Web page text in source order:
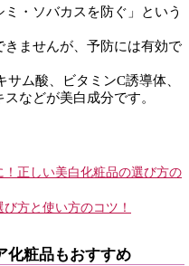
・ソバカスを防ぐ」という
ませんが、予防には有効で
ム酸、ビタミンC誘導体、
などが美白成分です。
正しい美白化粧品の選び方の
方と使い方のコツ！
化粧品もおすすめ